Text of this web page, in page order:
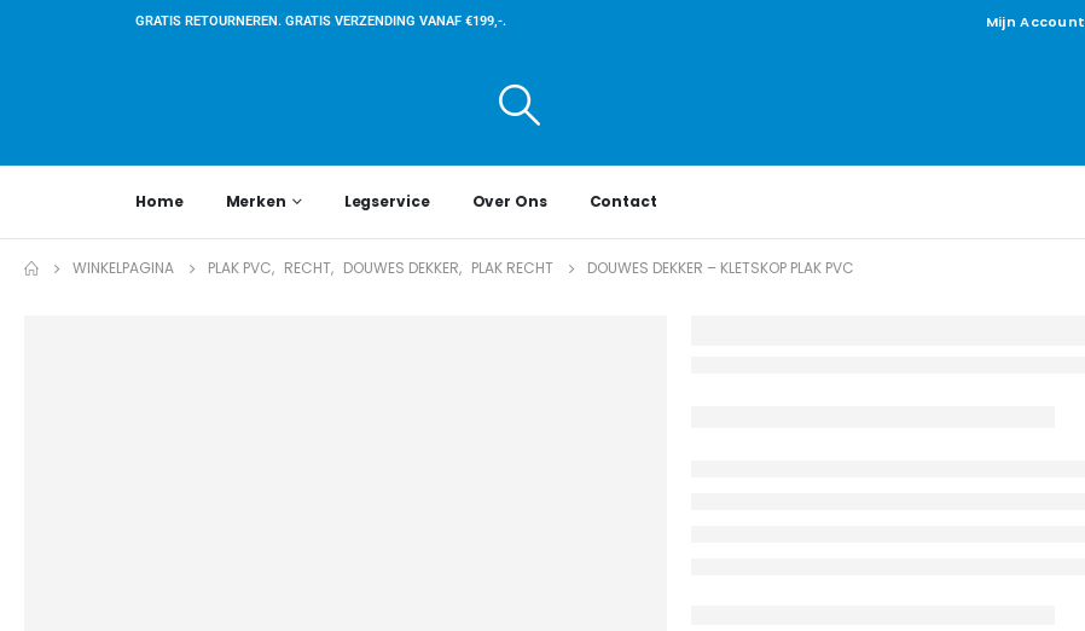
GRATIS RETOURNEREN. GRATIS VERZENDING VANAF €199,-. Mijn Account
Home Merken Legservice Over Ons Contact
WINKELPAGINA PLAK PVC, RECHT, DOUWES DEKKER, PLAK RECHT DOUWES DEKKER – KLETSKOP PLAK PVC